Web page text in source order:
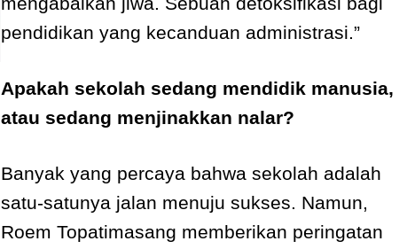
pendidikan yang kecanduan administrasi.”
Apakah sekolah sedang mendidik manusia,
atau sedang menjinakkan nalar?
Banyak yang percaya bahwa sekolah adalah
satu-satunya jalan menuju sukses. Namun,
Roem Topatimasang memberikan peringatan